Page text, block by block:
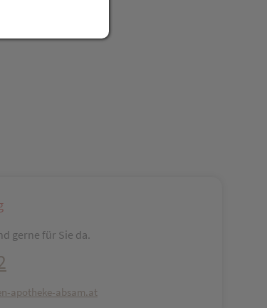
gerne für Sie da.
apotheke-absam.at